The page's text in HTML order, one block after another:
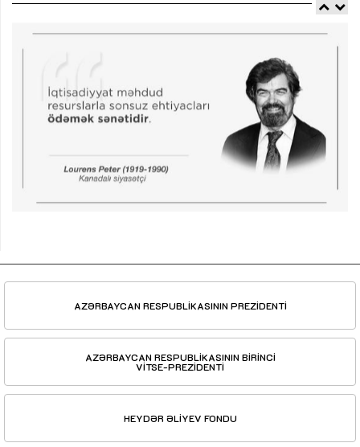
AZƏRBAYCAN RESPUBLİKASININ PREZİDENTİ
AZƏRBAYCAN RESPUBLİKASININ BİRİNCİ
VİTSE-PREZİDENTİ
HEYDƏR ƏLİYEV FONDU